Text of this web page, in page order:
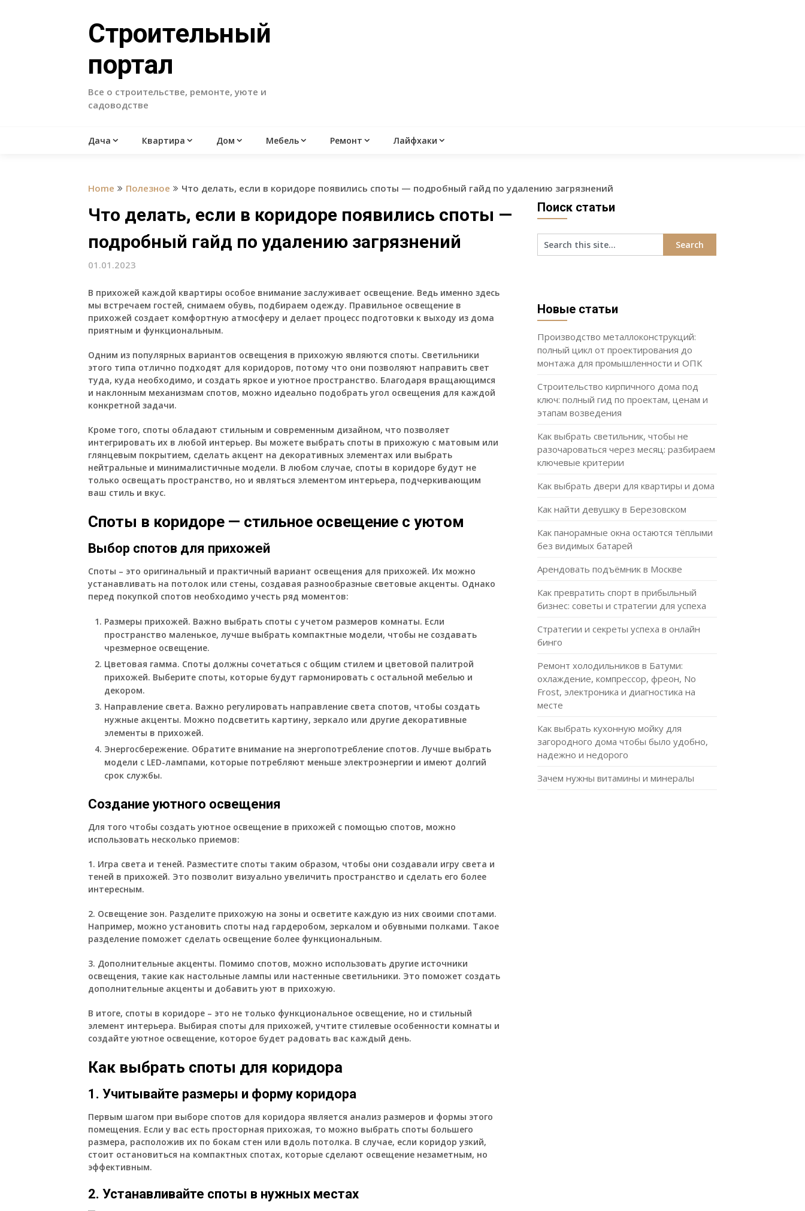
Строительный
портал
Все о строительстве, ремонте, уюте и
садоводстве
Дача Квартира Дом Мебель Ремонт Лайфхаки
Home Полезное Что делать, если в коридоре появились споты — подробный гайд по удалению загрязнений
Что делать, если в коридоре появились споты —
подробный гайд по удалению загрязнений
01.01.2023
В прихожей каждой квартиры особое внимание заслуживает освещение. Ведь именно здесь
мы встречаем гостей, снимаем обувь, подбираем одежду. Правильное освещение в
прихожей создает комфортную атмосферу и делает процесс подготовки к выходу из дома
приятным и функциональным.
Одним из популярных вариантов освещения в прихожую являются споты. Светильники
этого типа отлично подходят для коридоров, потому что они позволяют направить свет
туда, куда необходимо, и создать яркое и уютное пространство. Благодаря вращающимся
и наклонным механизмам спотов, можно идеально подобрать угол освещения для каждой
конкретной задачи.
Кроме того, споты обладают стильным и современным дизайном, что позволяет
интегрировать их в любой интерьер. Вы можете выбрать споты в прихожую с матовым или
глянцевым покрытием, сделать акцент на декоративных элементах или выбрать
нейтральные и минималистичные модели. В любом случае, споты в коридоре будут не
только освещать пространство, но и являться элементом интерьера, подчеркивающим
ваш стиль и вкус.
Споты в коридоре — стильное освещение с уютом
Выбор спотов для прихожей
Споты – это оригинальный и практичный вариант освещения для прихожей. Их можно
устанавливать на потолок или стены, создавая разнообразные световые акценты. Однако
перед покупкой спотов необходимо учесть ряд моментов:
Размеры прихожей. Важно выбрать споты с учетом размеров комнаты. Если
пространство маленькое, лучше выбрать компактные модели, чтобы не создавать
чрезмерное освещение.
Цветовая гамма. Споты должны сочетаться с общим стилем и цветовой палитрой
прихожей. Выберите споты, которые будут гармонировать с остальной мебелью и
декором.
Направление света. Важно регулировать направление света спотов, чтобы создать
нужные акценты. Можно подсветить картину, зеркало или другие декоративные
элементы в прихожей.
Энергосбережение. Обратите внимание на энергопотребление спотов. Лучше выбрать
модели с LED-лампами, которые потребляют меньше электроэнергии и имеют долгий
срок службы.
Создание уютного освещения
Для того чтобы создать уютное освещение в прихожей с помощью спотов, можно
использовать несколько приемов:
1. Игра света и теней. Разместите споты таким образом, чтобы они создавали игру света и
теней в прихожей. Это позволит визуально увеличить пространство и сделать его более
интересным.
2. Освещение зон. Разделите прихожую на зоны и осветите каждую из них своими спотами.
Например, можно установить споты над гардеробом, зеркалом и обувными полками. Такое
разделение поможет сделать освещение более функциональным.
3. Дополнительные акценты. Помимо спотов, можно использовать другие источники
освещения, такие как настольные лампы или настенные светильники. Это поможет создать
дополнительные акценты и добавить уют в прихожую.
В итоге, споты в коридоре – это не только функциональное освещение, но и стильный
элемент интерьера. Выбирая споты для прихожей, учтите стилевые особенности комнаты и
создайте уютное освещение, которое будет радовать вас каждый день.
Как выбрать споты для коридора
1. Учитывайте размеры и форму коридора
Первым шагом при выборе спотов для коридора является анализ размеров и формы этого
помещения. Если у вас есть просторная прихожая, то можно выбрать споты большего
размера, расположив их по бокам стен или вдоль потолка. В случае, если коридор узкий,
стоит остановиться на компактных спотах, которые сделают освещение незаметным, но
эффективным.
2. Устанавливайте споты в нужных местах
Поиск статьи
Новые статьи
Производство металлоконструкций:
полный цикл от проектирования до
монтажа для промышленности и ОПК
Строительство кирпичного дома под
ключ: полный гид по проектам, ценам и
этапам возведения
Как выбрать светильник, чтобы не
разочароваться через месяц: разбираем
ключевые критерии
Как выбрать двери для квартиры и дома
Как найти девушку в Березовском
Как панорамные окна остаются тёплыми
без видимых батарей
Арендовать подъёмник в Москве
Как превратить спорт в прибыльный
бизнес: советы и стратегии для успеха
Стратегии и секреты успеха в онлайн
бинго
Ремонт холодильников в Батуми:
охлаждение, компрессор, фреон, No
Frost, электроника и диагностика на
месте
Как выбрать кухонную мойку для
загородного дома чтобы было удобно,
надежно и недорого
Зачем нужны витамины и минералы